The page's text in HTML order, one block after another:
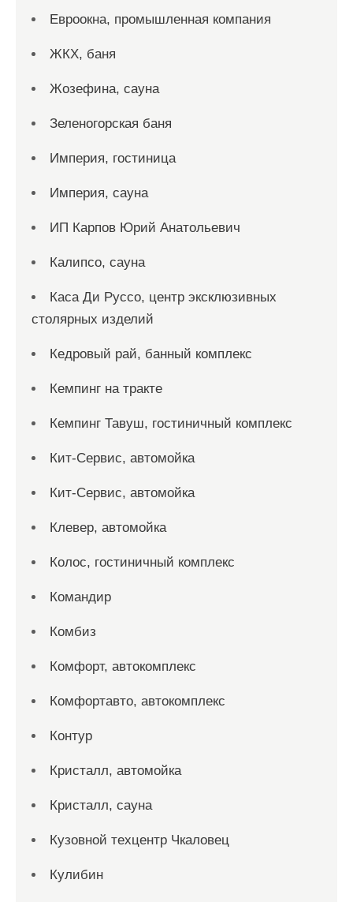
Евроокна, промышленная компания
ЖКХ, баня
Жозефина, сауна
Зеленогорская баня
Империя, гостиница
Империя, сауна
ИП Карпов Юрий Анатольевич
Калипсо, сауна
Каса Ди Руссо, центр эксклюзивных
столярных изделий
Кедровый рай, банный комплекс
Кемпинг на тракте
Кемпинг Тавуш, гостиничный комплекс
Кит-Сервис, автомойка
Кит-Сервис, автомойка
Клевер, автомойка
Колос, гостиничный комплекс
Командир
Комбиз
Комфорт, автокомплекс
Комфортавто, автокомплекс
Контур
Кристалл, автомойка
Кристалл, сауна
Кузовной техцентр Чкаловец
Кулибин